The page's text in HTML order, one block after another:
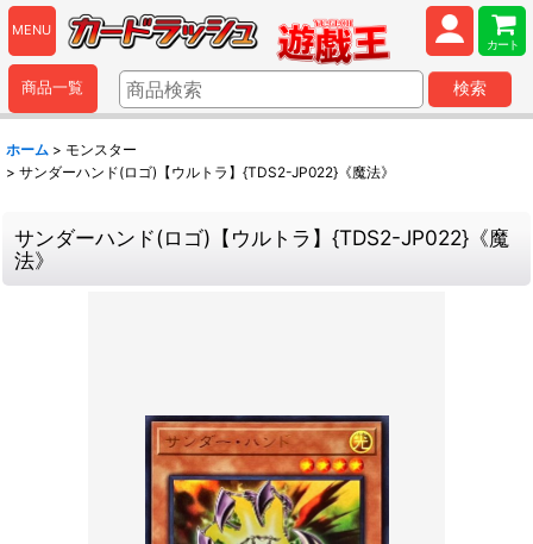
MENU
カート
商品一覧 検索
ホーム > モンスター
> サンダーハンド(ロゴ)【ウルトラ】{TDS2-JP022}《魔法》
サンダーハンド(ロゴ)【ウルトラ】{TDS2-JP022}《魔
法》